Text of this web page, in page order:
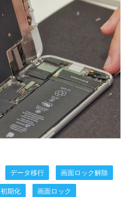
データ移行 画面ロック解除
初期化 画面ロック